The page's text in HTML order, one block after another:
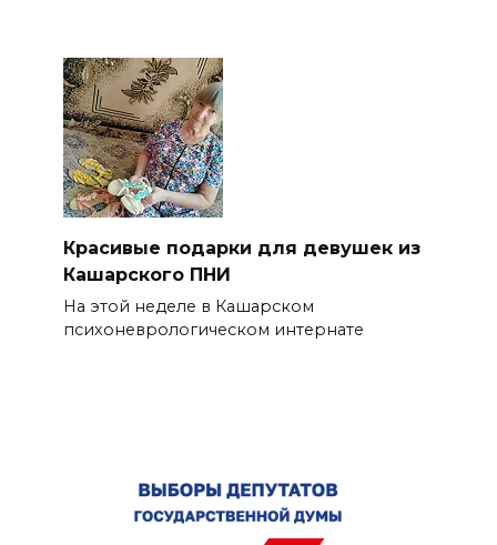
Красивые подарки для девушек из
Кашарского ПНИ
На этой неделе в Кашарском
психоневрологическом интернате